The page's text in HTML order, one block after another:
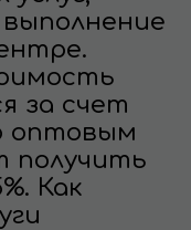
за счет
оптовым
получить
Как